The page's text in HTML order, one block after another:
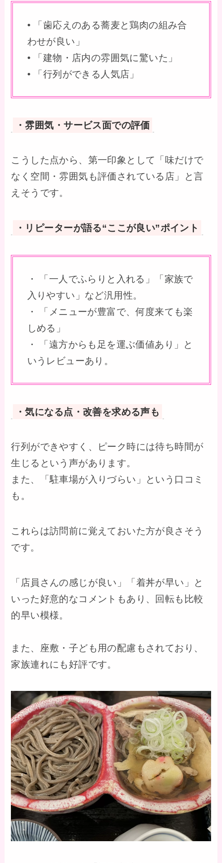
• 「歯応えのある蕎麦と鶏肉の組み合
わせが良い」
• 「建物・店内の雰囲気に驚いた」
• 「行列ができる人気店」
・雰囲気・サービス面での評価
こうした点から、第一印象として「味だけで
なく空間・雰囲気も評価されている店」と言
えそうです。
・リピーターが語る“ここが良い”ポイント
・ 「一人でふらりと入れる」「家族で
入りやすい」など汎用性。
・ 「メニューが豊富で、何度来ても楽
しめる」
・ 「遠方からも足を運ぶ価値あり」と
いうレビューあり。
・気になる点・改善を求める声も
行列ができやすく、ピーク時には待ち時間が
生じるという声があります。
また、「駐車場が入りづらい」という口コミ
も。
これらは訪問前に覚えておいた方が良さそう
です。
「店員さんの感じが良い」「着丼が早い」と
いった好意的なコメントもあり、回転も比較
的早い模様。
また、座敷・子ども用の配慮もされており、
家族連れにも好評です。